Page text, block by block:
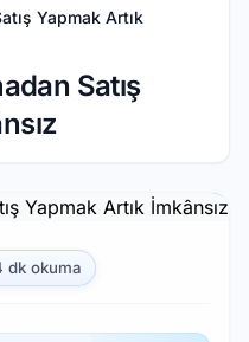
Yapmak Artık
Satış
dk okuma